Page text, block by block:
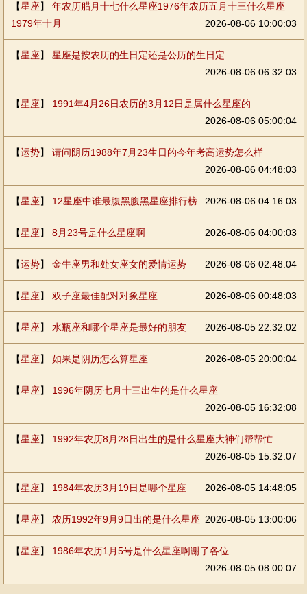
【星座】 年农历腊月十七什么星座1976年农历五月十三什么星座
1979年十月
2026-08-06 10:00:03
【星座】 星座是按农历的生日定还是公历的生日定
2026-08-06 06:32:03
【星座】 1991年4月26日农历的3月12日是属什么星座的
2026-08-06 05:00:04
【运势】 请问阴历1988年7月23生日的今年考高运势怎么样
2026-08-06 04:48:03
【星座】 12星座中谁最腹黑腹黑星座排行榜 2026-08-06 04:16:03
【星座】 8月23号是什么星座啊 2026-08-06 04:00:03
【运势】 金牛座男和处女座女的爱情运势 2026-08-06 02:48:04
【星座】 双子座最佳配对对象星座 2026-08-06 00:48:03
【星座】 水瓶座和哪个星座是最好的朋友 2026-08-05 22:32:02
【星座】 如果是阴历怎么算星座 2026-08-05 20:00:04
【星座】 1996年阴历七月十三出生的是什么星座
2026-08-05 16:32:08
【星座】 1992年农历8月28日出生的是什么星座大神们帮帮忙
2026-08-05 15:32:07
【星座】 1984年农历3月19日是哪个星座 2026-08-05 14:48:05
【星座】 农历1992年9月9日出的是什么星座 2026-08-05 13:00:06
【星座】 1986年农历1月5号是什么星座啊谢了各位
2026-08-05 08:00:07